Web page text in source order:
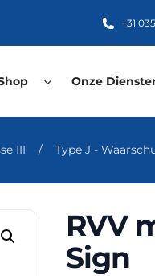
+31
Onze
III / Type J -
RVV
Sign